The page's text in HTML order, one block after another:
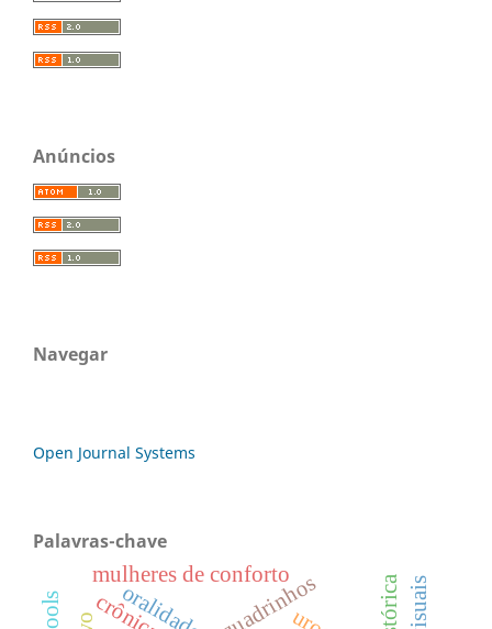
Anúncios
Navegar
Open Journal Systems
Palavras-chave
oralidade
mulheres de conforto